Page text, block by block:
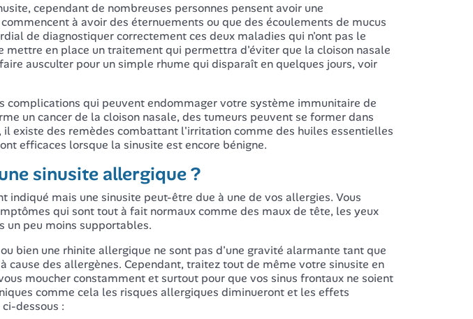
cependant de nombreuses personnes pensent avoir une
à avoir des éternuements ou que des écoulements de mucus
de diagnostiquer correctement ces deux maladies qui n'ont pas le
mettre en place un traitement qui permettra d'éviter que la cloison nasale
ausculter pour un simple rhume qui disparaît en quelques jours, voir
complications qui peuvent endommager votre système immunitaire de
un cancer de la cloison nasale, des tumeurs peuvent se former dans
existe des remèdes combattant l'irritation comme des huiles essentielles
efficaces lorsque la sinusite est encore bénigne.
sinusite allergique ?
indiqué mais une sinusite peut-être due à une de vos allergies. Vous
qui sont tout à fait normaux comme des maux de tête, les yeux
un peu moins supportables.
bien une rhinite allergique ne sont pas d'une gravité alarmante tant que
cause des allergènes. Cependant, traitez tout de même votre sinusite en
moucher constamment et surtout pour que vos sinus frontaux ne soient
comme cela les risques allergiques diminueront et les effets
dessous :